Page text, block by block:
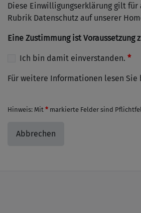
Diese Einwilligungserklärung gilt
Rubrik Datenschutz auf unserer
Eine Zustimmung ist
Ich bin damit einverstanden.
Für weitere Informationen lesen
Hinweis: Mit markierte Felder sind
Abbrechen